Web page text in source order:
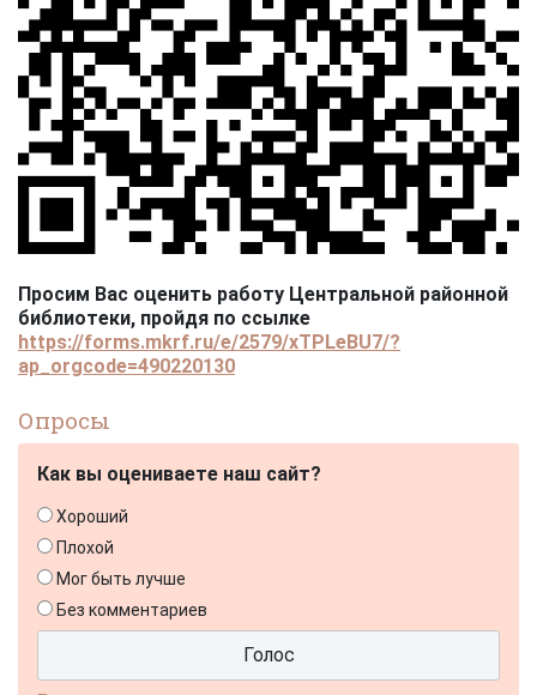
Просим Вас оценить работу Центральной районной
библиотеки, пройдя по ссылке
https://forms.mkrf.ru/e/2579/xTPLeBU7/?
ap_orgcode=490220130
Опросы
Как вы оцениваете наш сайт?
Хороший
Плохой
Мог быть лучше
Без комментариев